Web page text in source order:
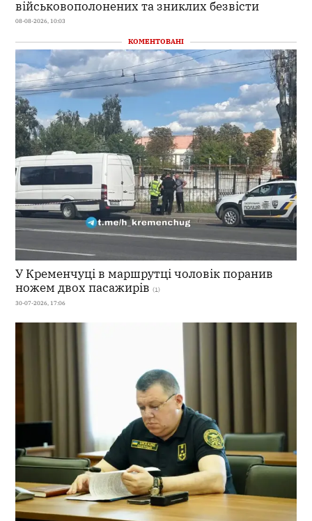
військовополонених та зниклих безвісти
08-08-2026, 10:03
КОМЕНТОВАНІ
У Кременчуці в маршрутці чоловік поранив
ножем двох пасажирів (1)
30-07-2026, 17:06